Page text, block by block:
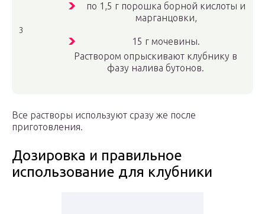
3
по 1,5 г порошка борной кислоты и
марганцовки,
15 г мочевины.
Раствором опрыскивают клубнику в
фазу налива бутонов.
Все растворы используют сразу же после
приготовления.
Дозировка и правильное
использование для клубники